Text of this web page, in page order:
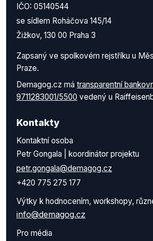
IČO: 05140544
se sídlem Roháčova 145/14
Žižkov, 130 00 Praha 3
Zapsaný ve spolkovém rejstříku u
Praze.
Demagog.cz má transparentní
9711283001/5500 vedený u
Kontakty
Kontaktní osoba
Petr Gongala | koordinátor projektu
petr.gongala@demagog.cz
+420 775 275 177
Výtky k hodnocením, workshopy,
info@demagog.cz
Pro média